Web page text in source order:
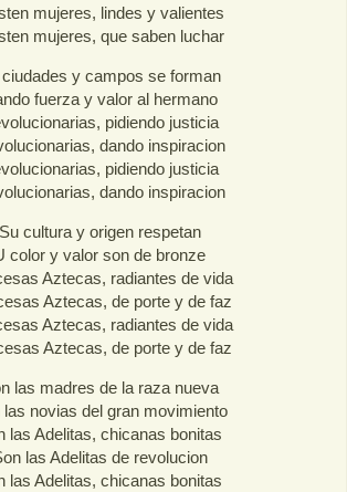
mujeres, lindes y valientes
mujeres, que saben luchar
ciudades y campos se forman
fuerza y valor al hermano
pidiendo justicia
dando inspiracion
pidiendo justicia
dando inspiracion
Su cultura y origen respetan
color y valor son de bronze
Aztecas, radiantes de vida
Aztecas, de porte y de faz
Aztecas, radiantes de vida
Aztecas, de porte y de faz
las madres de la raza nueva
las novias del gran movimiento
las Adelitas, chicanas bonitas
las Adelitas de revolucion
las Adelitas, chicanas bonitas